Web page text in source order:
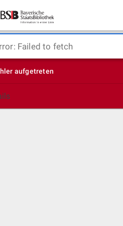
Failed to fetch
aufgetreten